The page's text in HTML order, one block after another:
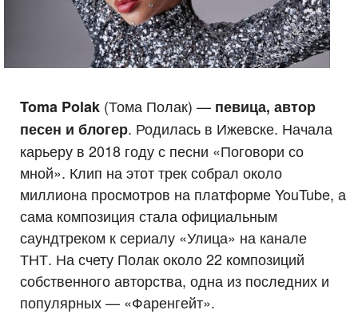
Toma Polak (Тома Полак) — певица, автор
песен и блогер. Родилась в Ижевске. Начала
карьеру в 2018 году с песни «Поговори со
мной». Клип на этот трек собрал около
миллиона просмотров на платформе YouTube, а
сама композиция стала официальным
саундтреком к сериалу «Улица» на канале
ТНТ. На счету Полак около 22 композиций
собственного авторства, одна из последних и
популярных — «Фаренгейт».